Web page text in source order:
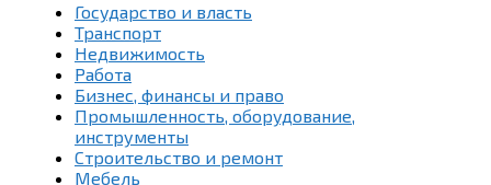
Государство и власть
Транспорт
Недвижимость
Работа
Бизнес, финансы и право
Промышленность, оборудование,
инструменты
Строительство и ремонт
Мебель